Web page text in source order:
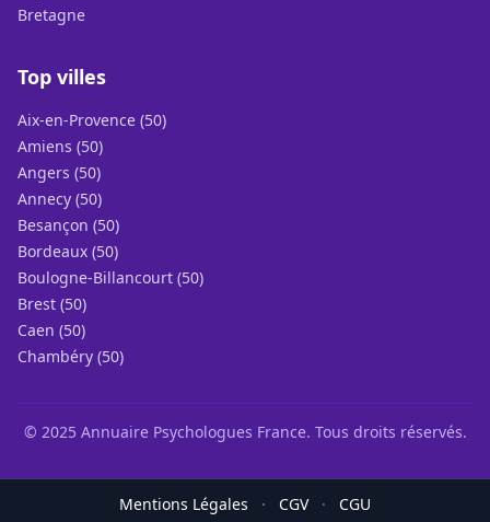
Bretagne
Top villes
Aix-en-Provence (50)
Amiens (50)
Angers (50)
Annecy (50)
Besançon (50)
Bordeaux (50)
Boulogne-Billancourt (50)
Brest (50)
Caen (50)
Chambéry (50)
© 2025 Annuaire Psychologues France. Tous droits réservés.
Mentions Légales · CGV · CGU